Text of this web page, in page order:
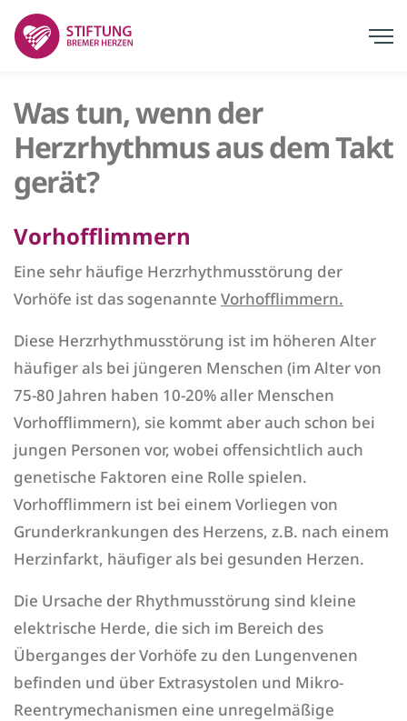
Was tun, wenn der
Herzrhythmus aus dem Takt
gerät?
Vorhofflimmern
Eine sehr häufige Herzrhythmusstörung der
Vorhöfe ist das sogenannte Vorhofflimmern.
Diese Herzrhythmusstörung ist im höheren Alter
häufiger als bei jüngeren Menschen (im Alter von
75-80 Jahren haben 10-20% aller Menschen
Vorhofflimmern), sie kommt aber auch schon bei
jungen Personen vor, wobei offensichtlich auch
genetische Faktoren eine Rolle spielen.
Vorhofflimmern ist bei einem Vorliegen von
Grunderkrankungen des Herzens, z.B. nach einem
Herzinfarkt, häufiger als bei gesunden Herzen.
Die Ursache der Rhythmusstörung sind kleine
elektrische Herde, die sich im Bereich des
Überganges der Vorhöfe zu den Lungenvenen
befinden und über Extrasystolen und Mikro-
Reentrymechanismen eine unregelmäßige